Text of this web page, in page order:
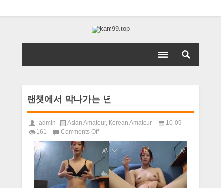
랜챗에서 막나가는 년
admin Asian Amateur, Korean Amateur
10-09
161
Comments Offon
랜
챗
에
막
나